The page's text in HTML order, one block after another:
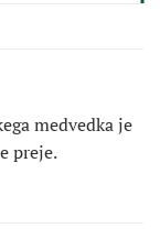
medvedka je
preje.